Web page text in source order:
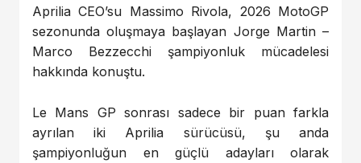
Aprilia CEO’su Massimo Rivola, 2026 MotoGP
sezonunda oluşmaya başlayan Jorge Martin–
Marco Bezzecchi şampiyonluk mücadelesi
hakkında konuştu.
Le Mans GP sonrası sadece bir puan farkla
ayrılan iki Aprilia sürücüsü, şu anda
şampiyonluğun en güçlü adayları olarak